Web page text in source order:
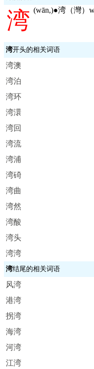
湾 (wān,)●湾（灣）
湾开头的相关词语
湾澳
湾泊
湾环
湾澴
湾回
湾流
湾浦
湾碕
湾曲
湾然
湾酸
湾头
湾湾
湾结尾的相关词语
风湾
港湾
拐湾
海湾
河湾
江湾